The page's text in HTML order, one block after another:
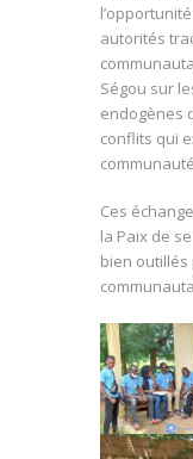
autorités
Ségou sur
endogènes
conflits qui
Ces
la Paix de
bien